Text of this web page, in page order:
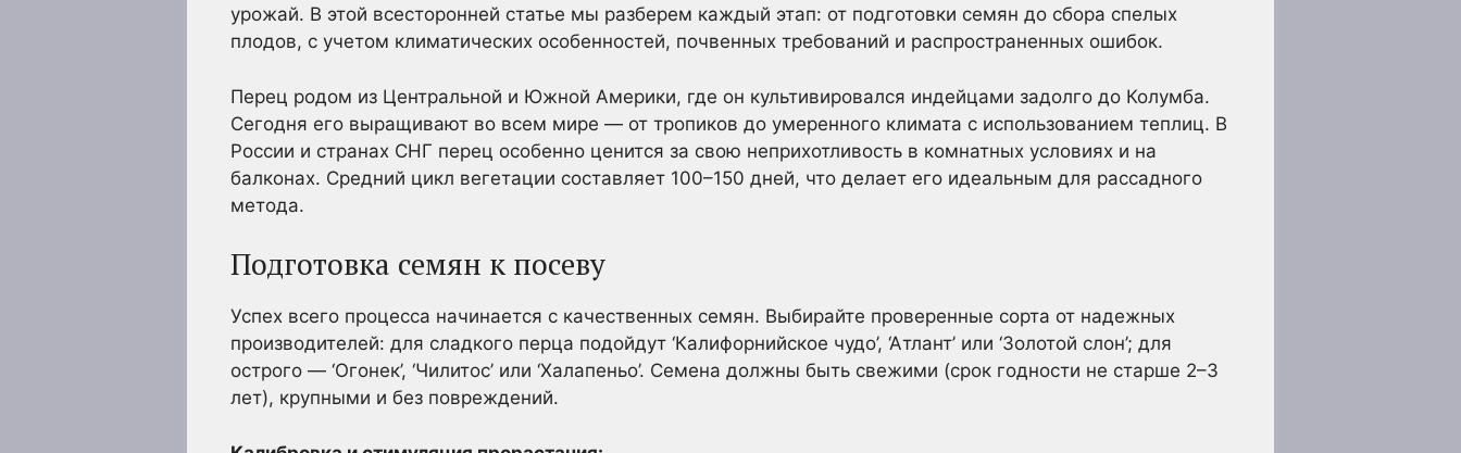
урожай. В этой всесторонней статье мы разберем каждый этап: от подготовки семян до сбора спелых
плодов, с учетом климатических особенностей, почвенных требований и распространенных ошибок.
Перец родом из Центральной и Южной Америки, где он культивировался индейцами задолго до Колумба.
Сегодня его выращивают во всем мире — от тропиков до умеренного климата с использованием теплиц. В
России и странах СНГ перец особенно ценится за свою неприхотливость в комнатных условиях и на
балконах. Средний цикл вегетации составляет 100–150 дней, что делает его идеальным для рассадного
метода.
Подготовка семян к посеву
Успех всего процесса начинается с качественных семян. Выбирайте проверенные сорта от надежных
производителей: для сладкого перца подойдут ‘Калифорнийское чудо’, ‘Атлант’ или ‘Золотой слон’; для
острого — ‘Огонек’, ‘Чилитос’ или ‘Халапеньо’. Семена должны быть свежими (срок годности не старше 2–3
лет), крупными и без повреждений.